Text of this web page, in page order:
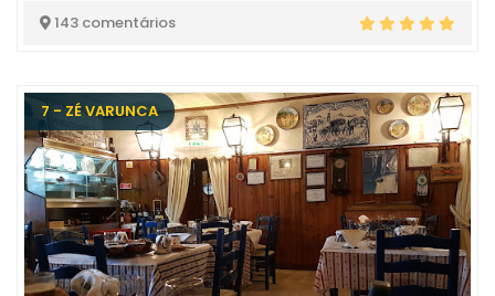
143 comentários
7 - ZÉ VARUNCA